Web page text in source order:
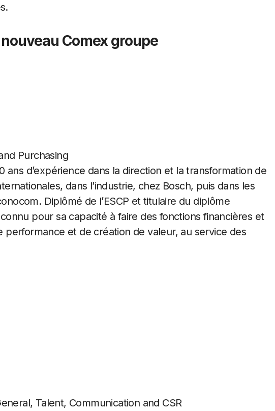
Comex groupe
Purchasing
ans d’expérience dans la direction et la transformation de
dans l’industrie, chez Bosch, puis dans les
Diplômé de l’ESCP et titulaire du diplôme
pour sa capacité à faire des fonctions financières et
et de création de valeur, au service des
Talent, Communication and CSR